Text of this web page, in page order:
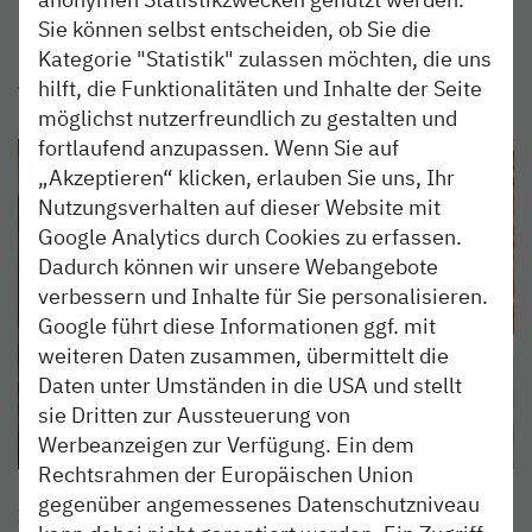
Da die Brauereibesichtigung oft ausgebucht ist, melde
Dich am besten direkt online an und buche dir deinen
Wunschtermin.
Informationen
Sie können selbst entscheiden, ob Sie die
Kategorie "Statistik" zulassen möchten, die uns
hilft, die Funktionalitäten und Inhalte der Seite
möglichst nutzerfreundlich zu gestalten und
fortlaufend anzupassen. Wenn Sie auf
„Akzeptieren“ klicken, erlauben Sie uns, Ihr
Nutzungsverhalten auf dieser Website mit
Google Analytics durch Cookies zu erfassen.
Dadurch können wir unsere Webangebote
verbessern und Inhalte für Sie personalisieren.
Google führt diese Informationen ggf. mit
weiteren Daten zusammen, übermittelt die
Daten unter Umständen in die USA und stellt
sie Dritten zur Aussteuerung von
Werbeanzeigen zur Verfügung. Ein dem
Rechtsrahmen der Europäischen Union
gegenüber angemessenes Datenschutzniveau